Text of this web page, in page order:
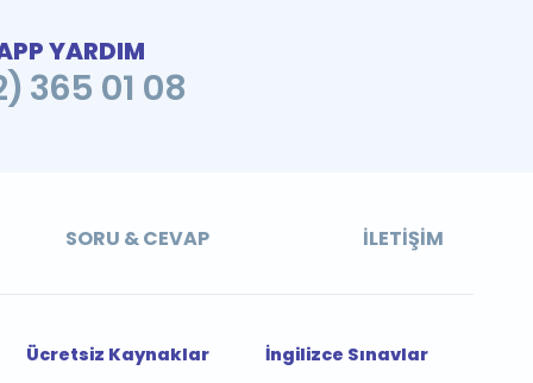
YARDIM
365 01 08
SORU & CEVAP İLETIŞIM
Ücretsiz Kaynaklar
İngilizce Sınavlar